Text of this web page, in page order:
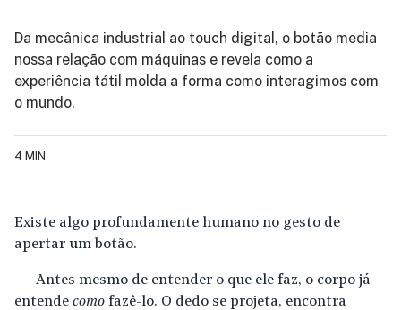
Da mecânica industrial ao touch digital, o botão media
nossa relação com máquinas e revela como a
experiência tátil molda a forma como interagimos com
o mundo.
4 MIN
Existe algo profundamente humano no gesto de
apertar um botão.
Antes mesmo de entender o que ele faz, o corpo já
entende como fazê-lo. O dedo se projeta, encontra